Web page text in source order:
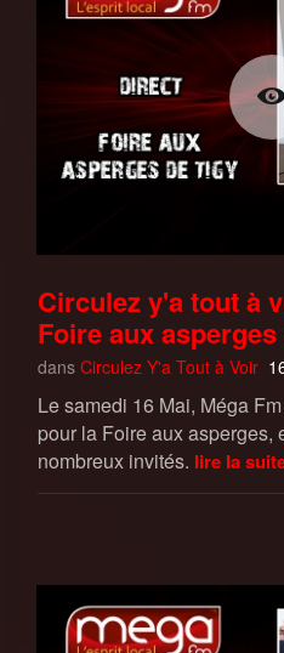
Circulez y'a tout à
Foire aux
dans Circulez Y'a Tout à Voir
Le samedi 16 Mai, Méga
pour la Foire aux asperges,
nombreux invités. lire la